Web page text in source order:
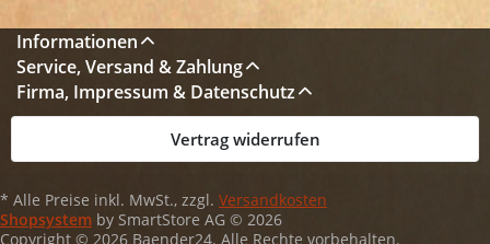
Informationen
Service, Versand & Zahlung
Firma, Impressum & Datenschutz
Vertrag widerrufen
* Alle Preise inkl. MwSt., zzgl. Versandkosten
Shopsystem by SmartStore AG © 2026
Copyright © 2026 Baender24. Alle Rechte vorbehalten.